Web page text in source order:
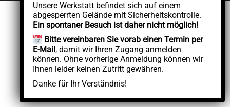
Unsere Werkstatt befindet sich auf einem
abgesperrten Gelände mit Sicherheitskontrolle.
Ein spontaner Besuch ist daher nicht möglich!
Bitte vereinbaren Sie vorab einen Termin per
E-Mail, damit wir Ihren Zugang anmelden
können. Ohne vorherige Anmeldung können wir
Ihnen leider keinen Zutritt gewähren.
Danke für Ihr Verständnis!